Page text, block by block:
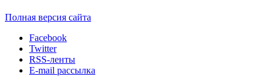
Полная версия сайта
Facebook
Twitter
RSS-ленты
E-mail рассылка